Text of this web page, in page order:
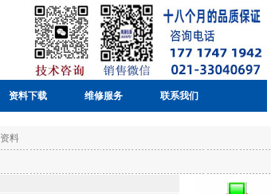
资料下载 维修服务 联系我们
料